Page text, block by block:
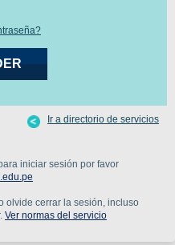
iniciar sesión por favor
olvide cerrar la sesión, incluso
Ver normas del servicio
Ir a directorio de servicios